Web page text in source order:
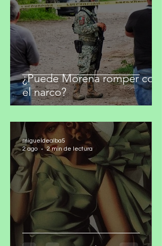
¿Puede Morena romper con
migueldealba5
hace 6 días
4 min de lectura
migueldealba5
2 ago
2 min de lectura